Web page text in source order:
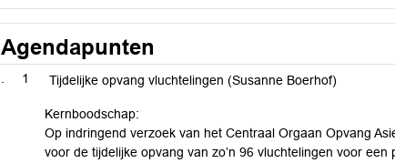
Agendapunten
1 Tijdelijke opvang vluchtelingen (Susanne Boerhof)
Kernboodschap:
Op indringend verzoek van het Centraal Orgaan Opvang
voor de tijdelijke opvang van zo’n 96 vluchtelingen voor